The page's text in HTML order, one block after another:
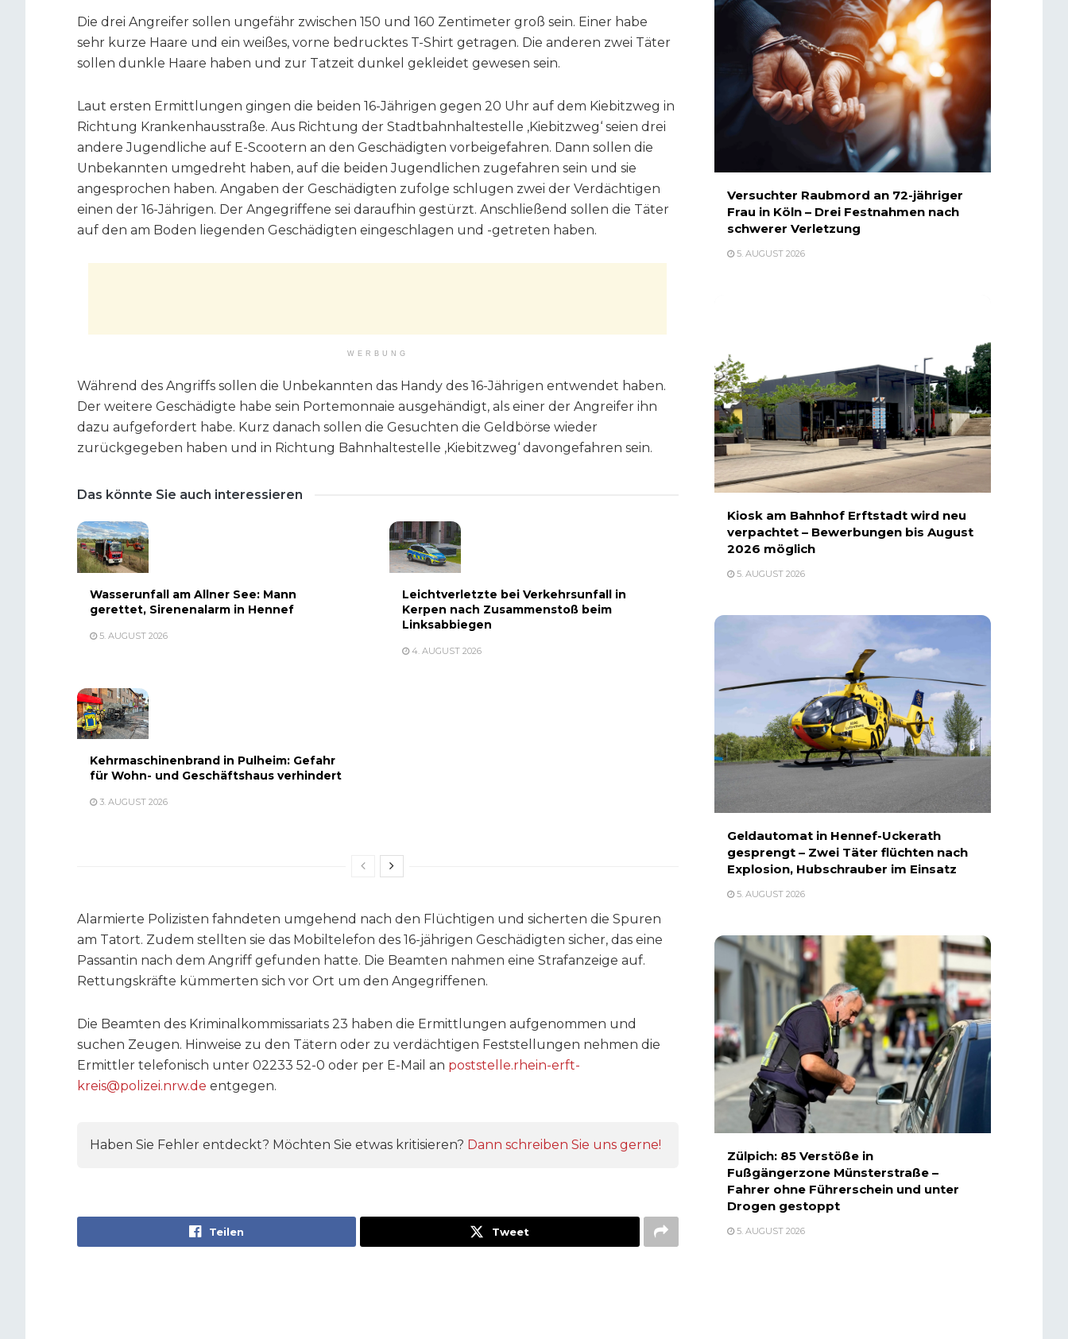
Die drei Angreifer sollen ungefähr zwischen 150 und 160 Zentimeter groß sein. Einer habe
sehr kurze Haare und ein weißes, vorne bedrucktes T-Shirt getragen. Die anderen zwei Täter
sollen dunkle Haare haben und zur Tatzeit dunkel gekleidet gewesen sein.
Laut ersten Ermittlungen gingen die beiden 16-Jährigen gegen 20 Uhr auf dem Kiebitzweg in
Richtung Krankenhausstraße. Aus Richtung der Stadtbahnhaltestelle ‚Kiebitzweg‘ seien drei
andere Jugendliche auf E-Scootern an den Geschädigten vorbeigefahren. Dann sollen die
Unbekannten umgedreht haben, auf die beiden Jugendlichen zugefahren sein und sie
angesprochen haben. Angaben der Geschädigten zufolge schlugen zwei der Verdächtigen
einen der 16-Jährigen. Der Angegriffene sei daraufhin gestürzt. Anschließend sollen die Täter
auf den am Boden liegenden Geschädigten eingeschlagen und -getreten haben.
WERBUNG
Während des Angriffs sollen die Unbekannten das Handy des 16-Jährigen entwendet haben.
Der weitere Geschädigte habe sein Portemonnaie ausgehändigt, als einer der Angreifer ihn
dazu aufgefordert habe. Kurz danach sollen die Gesuchten die Geldbörse wieder
zurückgegeben haben und in Richtung Bahnhaltestelle ‚Kiebitzweg‘ davongefahren sein.
Das könnte Sie auch interessieren
Wasserunfall am Allner See: Mann
gerettet, Sirenenalarm in Hennef
5. AUGUST 2026
Leichtverletzte bei Verkehrsunfall in
Kerpen nach Zusammenstoß beim
Linksabbiegen
4. AUGUST 2026
Kehrmaschinenbrand in Pulheim: Gefahr
für Wohn- und Geschäftshaus verhindert
3. AUGUST 2026
Alarmierte Polizisten fahndeten umgehend nach den Flüchtigen und sicherten die Spuren
am Tatort. Zudem stellten sie das Mobiltelefon des 16-jährigen Geschädigten sicher, das eine
Passantin nach dem Angriff gefunden hatte. Die Beamten nahmen eine Strafanzeige auf.
Rettungskräfte kümmerten sich vor Ort um den Angegriffenen.
Die Beamten des Kriminalkommissariats 23 haben die Ermittlungen aufgenommen und
suchen Zeugen. Hinweise zu den Tätern oder zu verdächtigen Feststellungen nehmen die
Ermittler telefonisch unter 02233 52-0 oder per E-Mail an poststelle.rhein-erft-
kreis@polizei.nrw.de entgegen.
Haben Sie Fehler entdeckt? Möchten Sie etwas kritisieren? Dann schreiben Sie uns gerne!
Teilen Tweet
Versuchter Raubmord an 72-jähriger
Frau in Köln – Drei Festnahmen nach
schwerer Verletzung
5. AUGUST 2026
Kiosk am Bahnhof Erftstadt wird neu
verpachtet – Bewerbungen bis August
2026 möglich
5. AUGUST 2026
Geldautomat in Hennef-Uckerath
gesprengt – Zwei Täter flüchten nach
Explosion, Hubschrauber im Einsatz
5. AUGUST 2026
Zülpich: 85 Verstöße in
Fußgängerzone Münsterstraße –
Fahrer ohne Führerschein und unter
Drogen gestoppt
5. AUGUST 2026